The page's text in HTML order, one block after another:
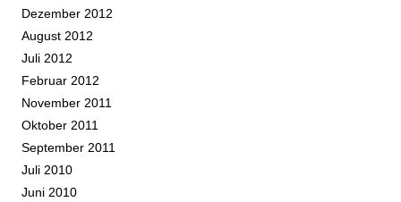
Dezember 2012
August 2012
Juli 2012
Februar 2012
November 2011
Oktober 2011
September 2011
Juli 2010
Juni 2010